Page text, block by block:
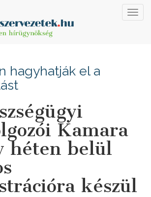
hagyhatják el a
Kamara
héten belül
készül